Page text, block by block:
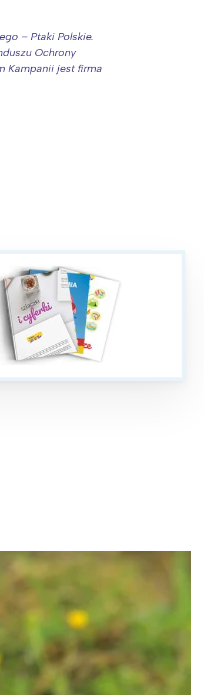
– Ptaki Polskie.
Ochrony
Kampanii jest firma